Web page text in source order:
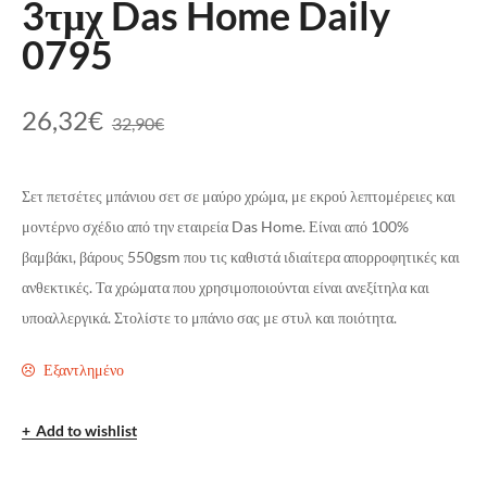
3τμχ Das Home Daily
0795
32,90€
26,32€
Σετ πετσέτες μπάνιου σετ σε μαύρο χρώμα, με εκρού λεπτομέρειες και
μοντέρνο σχέδιο από την εταιρεία Das Home. Είναι από 100%
βαμβάκι, βάρους 550gsm που τις καθιστά ιδιαίτερα απορροφητικές και
ανθεκτικές. Τα χρώματα που χρησιμοποιούνται είναι ανεξίτηλα και
υποαλλεργικά. Στολίστε το μπάνιο σας με στυλ και ποιότητα.
Εξαντλημένο
Add to wishlist